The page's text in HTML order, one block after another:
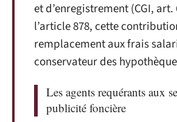
et d’enregistrement (CGI, art.
l’article 878, cette
remplacement aux frais
conservateur des
Les agents requérants aux
publicité foncière